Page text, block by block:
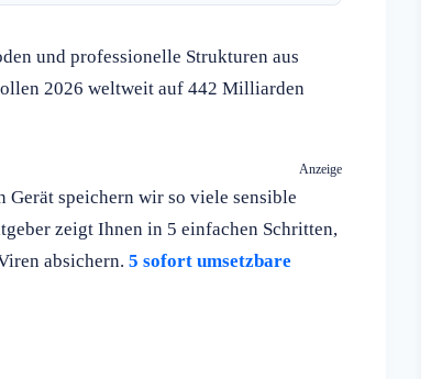
und professionelle Strukturen aus
2026 weltweit auf 442 Milliarden
Anzeige
Gerät speichern wir so viele sensible
zeigt Ihnen in 5 einfachen Schritten,
absichern. 5 sofort umsetzbare